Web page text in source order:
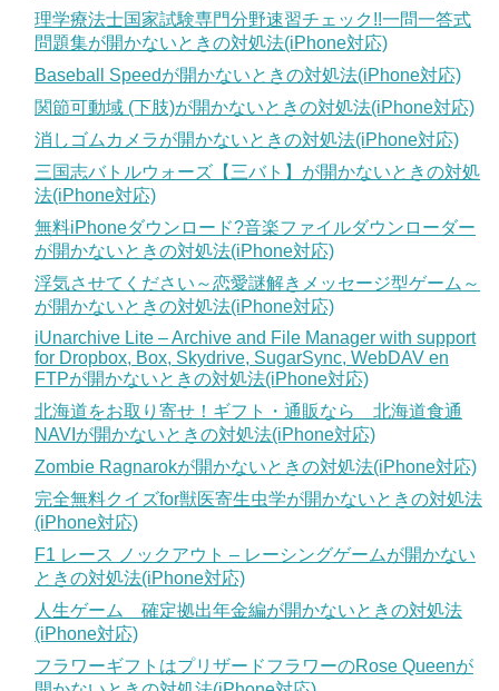
理学療法士国家試験専門分野速習チェック!!一問一答式
問題集が開かないときの対処法(iPhone対応)
Baseball Speedが開かないときの対処法(iPhone対応)
関節可動域 (下肢)が開かないときの対処法(iPhone対応)
消しゴムカメラが開かないときの対処法(iPhone対応)
三国志バトルウォーズ【三バト】が開かないときの対処
法(iPhone対応)
無料iPhoneダウンロード?音楽ファイルダウンローダー
が開かないときの対処法(iPhone対応)
浮気させてください～恋愛謎解きメッセージ型ゲーム～
が開かないときの対処法(iPhone対応)
iUnarchive Lite – Archive and File Manager with support
for Dropbox, Box, Skydrive, SugarSync, WebDAV en
FTPが開かないときの対処法(iPhone対応)
北海道をお取り寄せ！ギフト・通販なら 北海道食通
NAVIが開かないときの対処法(iPhone対応)
Zombie Ragnarokが開かないときの対処法(iPhone対応)
完全無料クイズfor獣医寄生虫学が開かないときの対処法
(iPhone対応)
F1 レース ノックアウト – レーシングゲームが開かない
ときの対処法(iPhone対応)
人生ゲーム 確定拠出年金編が開かないときの対処法
(iPhone対応)
フラワーギフトはプリザードフラワーのRose Queenが